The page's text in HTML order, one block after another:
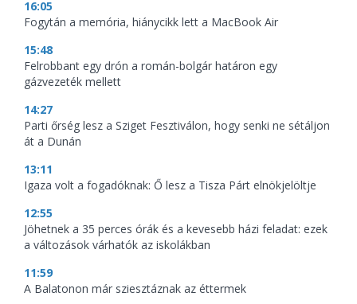
16:05
Fogytán a memória, hiánycikk lett a MacBook Air
15:48
Felrobbant egy drón a román-bolgár határon egy
gázvezeték mellett
14:27
Parti őrség lesz a Sziget Fesztiválon, hogy senki ne sétáljon
át a Dunán
13:11
Igaza volt a fogadóknak: Ő lesz a Tisza Párt elnökjelöltje
12:55
Jöhetnek a 35 perces órák és a kevesebb házi feladat: ezek
a változások várhatók az iskolákban
11:59
A Balatonon már sziesztáznak az éttermek